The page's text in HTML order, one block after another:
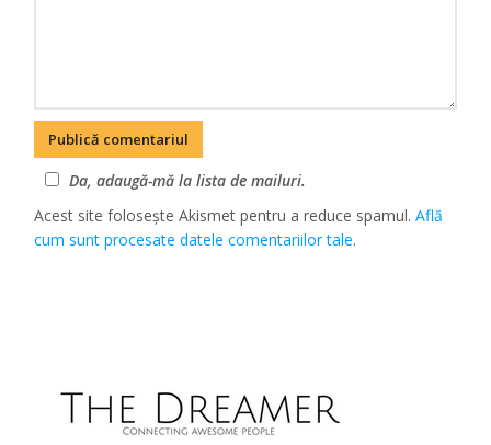
Da, adaugă-mă la lista de mailuri.
Acest site folosește Akismet pentru a reduce spamul.Află
cum sunt procesate datele comentariilor tale.